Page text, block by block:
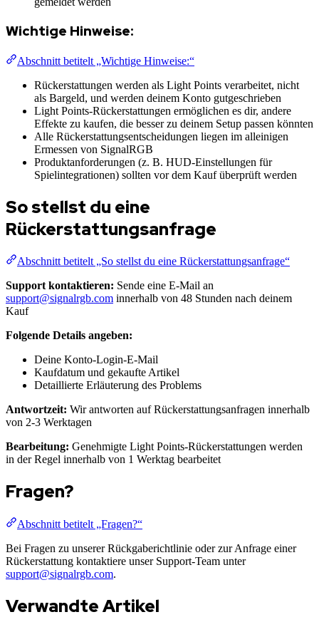
Wichtige Hinweise:
Abschnitt betitelt „Wichtige Hinweise:“
Rückerstattungen werden als Light Points verarbeitet, nicht
als Bargeld, und werden deinem Konto gutgeschrieben
Light Points-Rückerstattungen ermöglichen es dir, andere
Effekte zu kaufen, die besser zu deinem Setup passen könnten
Alle Rückerstattungsentscheidungen liegen im alleinigen
Ermessen von SignalRGB
Produktanforderungen (z. B. HUD-Einstellungen für
Spielintegrationen) sollten vor dem Kauf überprüft werden
So stellst du eine
Rückerstattungsanfrage
Abschnitt betitelt „So stellst du eine Rückerstattungsanfrage“
Support kontaktieren: Sende eine E-Mail an
support@signalrgb.com innerhalb von 48 Stunden nach deinem
Kauf
Folgende Details angeben:
Deine Konto-Login-E-Mail
Kaufdatum und gekaufte Artikel
Detaillierte Erläuterung des Problems
Antwortzeit: Wir antworten auf Rückerstattungsanfragen innerhalb
von 2-3 Werktagen
Bearbeitung: Genehmigte Light Points-Rückerstattungen werden
in der Regel innerhalb von 1 Werktag bearbeitet
Fragen?
Abschnitt betitelt „Fragen?“
Bei Fragen zu unserer Rückgaberichtlinie oder zur Anfrage einer
Rückerstattung kontaktiere unser Support-Team unter
support@signalrgb.com.
Verwandte Artikel